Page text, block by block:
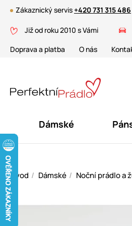
Zákaznický servis+420 731 315 486
Již od roku 2010 s Vámi
Doprava a platba
O nás
Dámské
Úvod Dámské Noční prádlo a